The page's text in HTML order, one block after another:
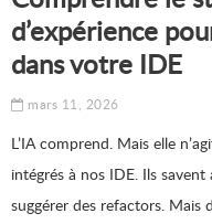
d’expérience
dans votre IDE
mars 11, 2026
L’IA comprend. Mais elle
intégrés à nos IDE. Ils
suggérer des refactors. Mais